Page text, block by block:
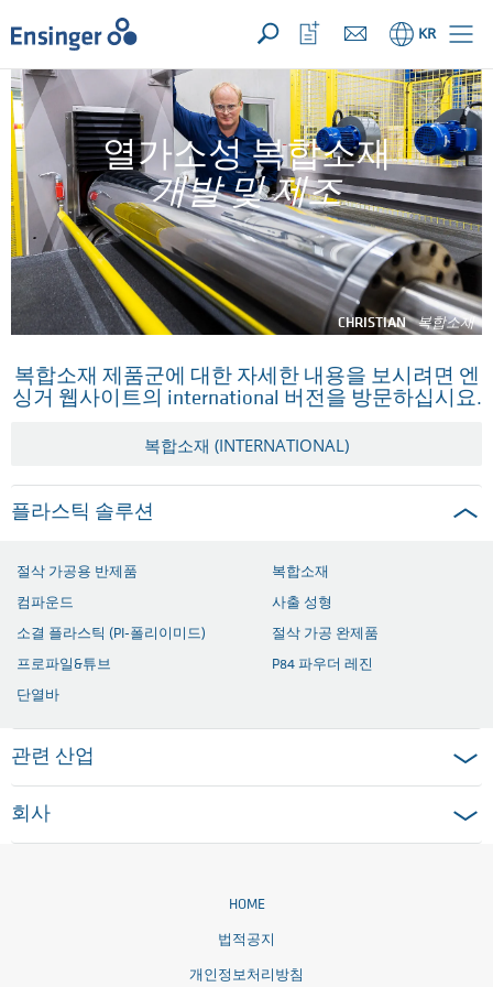
문의사항 ({{productCount}} Products) 열기
홈 KR
관
심
목
록
열
기
열가소성 복합소재
개발 및 제조
CHRISTIAN 복합소재
복합소재 제품군에 대한 자세한 내용을 보시려면 엔
싱거 웹사이트의 international 버전을 방문하십시요.
복합소재 (INTERNATIONAL)
플라스틱 솔루션
절삭 가공용 반제품
컴파운드
소결 플라스틱 (PI-폴리이미드)
프로파일&튜브
복합소재
사출 성형
절삭 가공 완제품
P84 파우더 레진
단열바
관련 산업
회사
HOME
법적공지
개인정보처리방침